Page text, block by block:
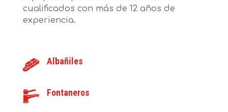
cualificados con más de 12 años de
experiencia.
Albañiles
Fontaneros